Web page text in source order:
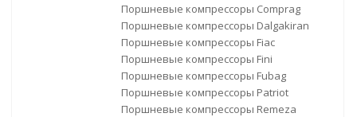
Поршневые компрессоры Comprag
Поршневые компрессоры Dalgakiran
Поршневые компрессоры Fiac
Поршневые компрессоры Fini
Поршневые компрессоры Fubag
Поршневые компрессоры Patriot
Поршневые компрессоры Remeza